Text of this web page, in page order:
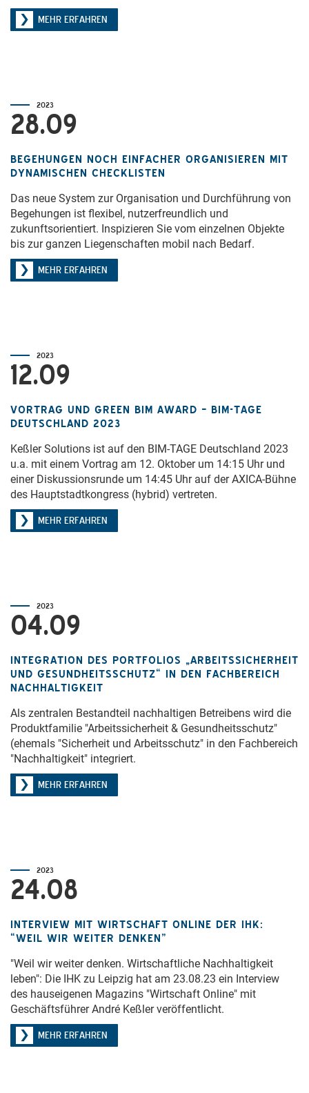
MEHR ERFAHREN
2023
28.09
BEGEHUNGEN NOCH EINFACHER ORGANISIEREN MIT
DYNAMISCHEN CHECKLISTEN
Das neue System zur Organisation und Durchführung von
Begehungen ist flexibel, nutzerfreundlich und
zukunftsorientiert. Inspizieren Sie vom einzelnen Objekte
bis zur ganzen Liegenschaften mobil nach Bedarf.
MEHR ERFAHREN
2023
12.09
VORTRAG UND GREEN BIM AWARD – BIM-TAGE
DEUTSCHLAND 2023
Keßler Solutions ist auf den BIM-TAGE Deutschland 2023
u.a. mit einem Vortrag am 12. Oktober um 14:15 Uhr und
einer Diskussionsrunde um 14:45 Uhr auf der AXICA-Bühne
des Hauptstadtkongress (hybrid) vertreten.
MEHR ERFAHREN
2023
04.09
INTEGRATION DES PORTFOLIOS „ARBEITSSICHERHEIT
UND GESUNDHEITSSCHUTZ“ IN DEN FACHBEREICH
NACHHALTIGKEIT
Als zentralen Bestandteil nachhaltigen Betreibens wird die
Produktfamilie "Arbeitssicherheit & Gesundheitsschutz"
(ehemals "Sicherheit und Arbeitsschutz" in den Fachbereich
"Nachhaltigkeit" integriert.
MEHR ERFAHREN
2023
24.08
INTERVIEW MIT WIRTSCHAFT ONLINE DER IHK:
“WEIL WIR WEITER DENKEN”
"Weil wir weiter denken. Wirtschaftliche Nachhaltigkeit
leben": Die IHK zu Leipzig hat am 23.08.23 ein Interview
des hauseigenen Magazins "Wirtschaft Online" mit
Geschäftsführer André Keßler veröffentlicht.
MEHR ERFAHREN